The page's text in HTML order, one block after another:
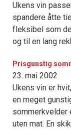
Ukens vin
spandere åtte
fleksibel som
og til en lang
Prisgunstig
23. mai 2002
Ukens vin er
en meget
sommerkvelder
uten mat. En